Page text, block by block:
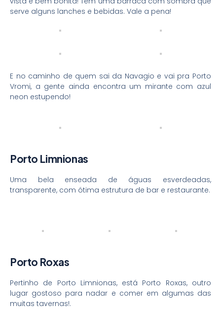
serve alguns lanches e bebidas. Vale a pena!
E no caminho de quem sai da Navagio e vai pra Porto
Vromi, a gente ainda encontra um mirante com azul
neon estupendo!
Porto Limnionas
Uma bela enseada de águas esverdeadas,
transparente, com ótima estrutura de bar e restaurante.
Porto Roxas
Pertinho de Porto Limnionas, está Porto Roxas, outro
lugar gostoso para nadar e comer em algumas das
muitas tavernas!.